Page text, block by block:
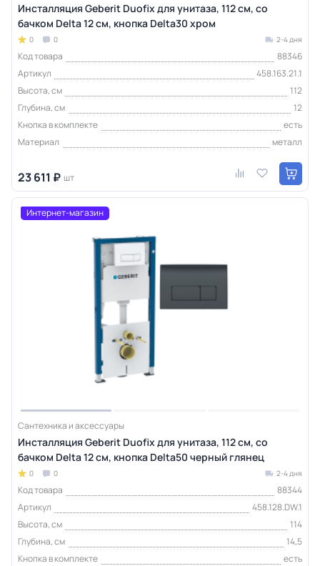
Инсталляция Geberit Duofix для унитаза, 112 см, со
бачком Delta 12 см, кнопка Delta30 хром
0 0 2-4 дня
Код товара
88346
Артикул
458.163.21.1
Высота, см
112
Глубина, см
12
Кнопка в комплекте
есть
Материал
металл
23 611 ₽ шт
Интернет-магазин
Сантехника и аксессуары
Инсталляция Geberit Duofix для унитаза, 112 см, со
бачком Delta 12 см, кнопка Delta50 черный глянец
0 0 2-4 дня
Код товара
88344
Артикул
458.128.DW.1
Высота, см
114
Глубина, см
14,5
Кнопка в комплекте
есть